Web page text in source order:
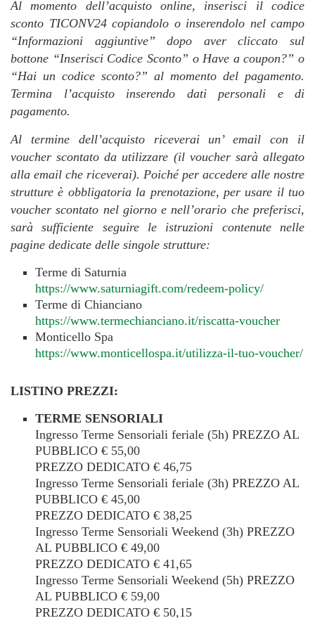
Al momento dell’acquisto online, inserisci il codice
sconto TICONV24 copiandolo o inserendolo nel campo
“Informazioni aggiuntive” dopo aver cliccato sul
bottone “Inserisci Codice Sconto” o Have a coupon?” o
“Hai un codice sconto?” al momento del pagamento.
Termina l’acquisto inserendo dati personali e di
pagamento.
Al termine dell’acquisto riceverai un’ email con il
voucher scontato da utilizzare (il voucher sarà allegato
alla email che riceverai). Poiché per accedere alle nostre
strutture è obbligatoria la prenotazione, per usare il tuo
voucher scontato nel giorno e nell’orario che preferisci,
sarà sufficiente seguire le istruzioni contenute nelle
pagine dedicate delle singole strutture:
Terme di Saturnia
https://www.saturniagift.com/redeem-policy/
Terme di Chianciano
https://www.termechianciano.it/riscatta-voucher
Monticello Spa
https://www.monticellospa.it/utilizza-il-tuo-voucher/
LISTINO PREZZI:
TERME SENSORIALI
Ingresso Terme Sensoriali feriale (5h) PREZZO AL
PUBBLICO € 55,00
PREZZO DEDICATO € 46,75
Ingresso Terme Sensoriali feriale (3h) PREZZO AL
PUBBLICO € 45,00
PREZZO DEDICATO € 38,25
Ingresso Terme Sensoriali Weekend (3h) PREZZO
AL PUBBLICO € 49,00
PREZZO DEDICATO € 41,65
Ingresso Terme Sensoriali Weekend (5h) PREZZO
AL PUBBLICO € 59,00
PREZZO DEDICATO € 50,15